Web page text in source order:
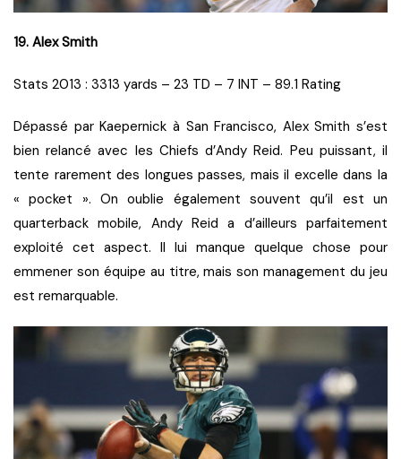
19. Alex Smith
Stats 2013 : 3313 yards – 23 TD – 7 INT – 89.1 Rating
Dépassé par Kaepernick à San Francisco, Alex Smith s’est
bien relancé avec les Chiefs d’Andy Reid. Peu puissant, il
tente rarement des longues passes, mais il excelle dans la
« pocket ». On oublie également souvent qu’il est un
quarterback mobile, Andy Reid a d’ailleurs parfaitement
exploité cet aspect. Il lui manque quelque chose pour
emmener son équipe au titre, mais son management du jeu
est remarquable.